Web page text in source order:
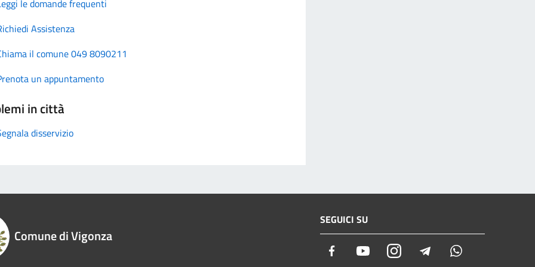
le domande frequenti
Assistenza
il comune 049 8090211
un appuntamento
in città
disservizio
Comune di Vigonza
SEGUICI SU
Facebook YoutubeInstagramTelegram